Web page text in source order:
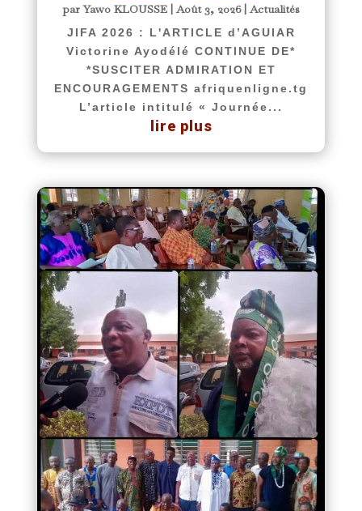
parYawo KLOUSSE|Août 3, 2026|Actualités
JIFA 2026 : L'ARTICLE d’AGUIAR
Victorine Ayodélé CONTINUE DE*
*SUSCITER ADMIRATION ET
ENCOURAGEMENTS afriquenligne.tg
L’article intitulé « Journée...
lire plus